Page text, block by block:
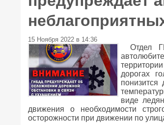
15 Ноября 2022 в 14:36
Отдел
дорогах
виде
движения о необходимости
осторожности при движении по